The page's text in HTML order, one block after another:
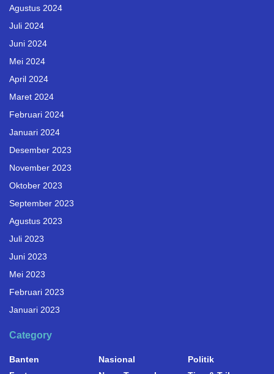
Agustus 2024
Juli 2024
Juni 2024
Mei 2024
April 2024
Maret 2024
Februari 2024
Januari 2024
Desember 2023
November 2023
Oktober 2023
September 2023
Agustus 2023
Juli 2023
Juni 2023
Mei 2023
Februari 2023
Januari 2023
Category
Banten
Nasional
Politik